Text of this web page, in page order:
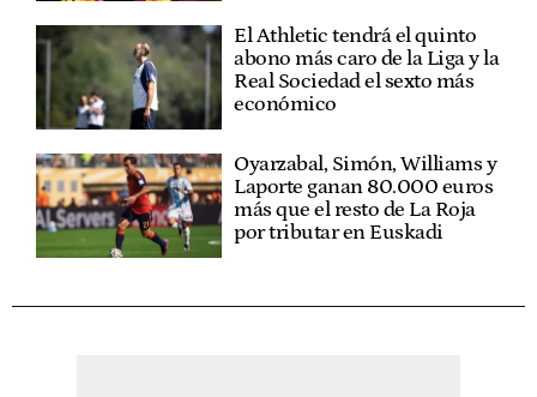
El Athletic tendrá el quinto
abono más caro de la Liga y la
Real Sociedad el sexto más
económico
Oyarzabal, Simón, Williams y
Laporte ganan 80.000 euros
más que el resto de La Roja
por tributar en Euskadi